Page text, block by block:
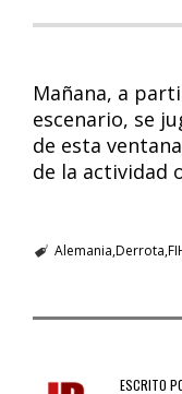
Mañana, a
escenario, se
de esta
de la actividad
Alemania Derrota
ESCRITO